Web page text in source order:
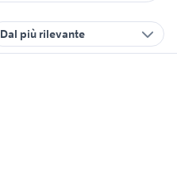
Dal più rilevante